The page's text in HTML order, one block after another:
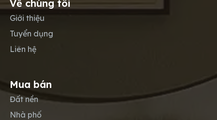
Về chúng tôi
Giới thiệu
Tuyển dụng
Liên hệ
Mua bán
Đất nền
Nhà phố